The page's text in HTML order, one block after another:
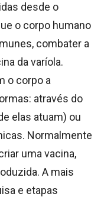
desde o
o corpo humano
combater a
da varíola.
o corpo a
através do
elas atuam) ou
Normalmente
uma vacina,
A mais
e etapas